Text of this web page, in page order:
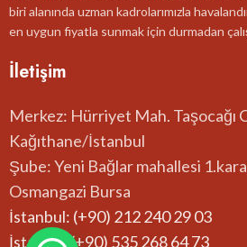
biri alanında uzman kadrolarımızla
en uygun fiyatla sunmak için durmadan
İletişim
Merkez: Hürriyet Mah. Taşocağı
Kağıthane/İstanbul
Şube: Yeni Bağlar mahallesi
Osmangazi Bursa
İstanbul: (+90) 212 240 29 03
İstanbul:(+90) 535 268 64 73